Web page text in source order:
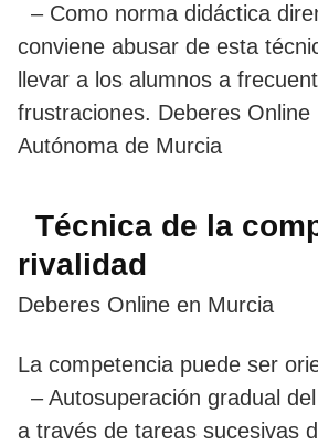
– Como norma didáctica
conviene abusar de esta
llevar a los alumnos a
frustraciones. Deberes Online
Autónoma de Murcia
Técnica de la
rivalidad
Deberes Online en Murcia
La competencia puede ser
– Autosuperación gradual
a través de tareas sucesivas